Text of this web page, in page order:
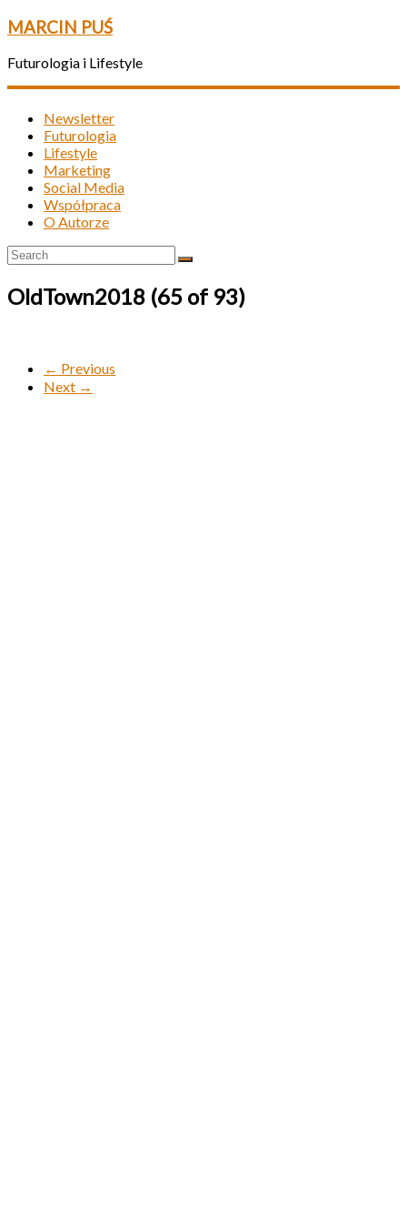
MARCIN PUŚ
Futurologia i Lifestyle
Newsletter
Futurologia
Lifestyle
Marketing
Social Media
Współpraca
O Autorze
OldTown2018 (65 of 93)
← Previous
Next →